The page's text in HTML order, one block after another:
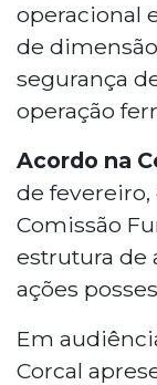
operacional
de
segurança
operação
Acordo na
de
Comissão
estrutura de
ações
Em
Corcal